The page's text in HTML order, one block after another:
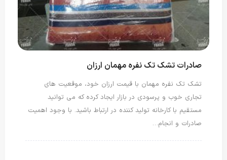
صادرات تشک تک نفره مهمان ارزان
تشک تک نفره مهمان با قیمت ارزان خود، موقعیت های
تجاری خوب و پرسودی در بازار ایجاد کرده که می توانید
مستقیم با کارخانه تولید کننده در ارتباط باشید. با وجود اهمیت
صادرات و انجام…